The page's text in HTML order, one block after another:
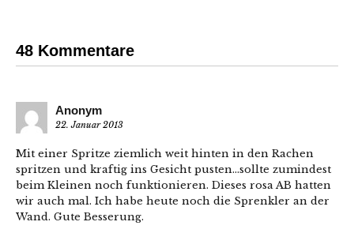
48 Kommentare
Anonym
22. Januar 2013
Mit einer Spritze ziemlich weit hinten in den Rachen
spritzen und kraftig ins Gesicht pusten…sollte zumindest
beim Kleinen noch funktionieren. Dieses rosa AB hatten
wir auch mal. Ich habe heute noch die Sprenkler an der
Wand. Gute Besserung.